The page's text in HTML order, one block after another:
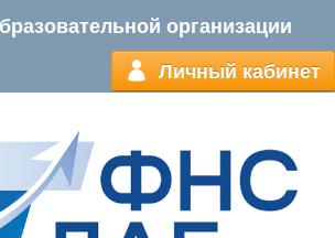
организации
Личный кабинет